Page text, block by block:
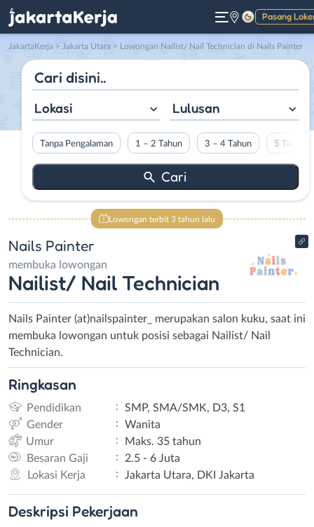
Pasang
Gelap
JakartaKerja > Jakarta Utara > Lowongan Nailist/ Nail Technician di Nails Painter
Lokasi Lulusan
Tanpa Pengalaman 1 – 2 Tahun 3 – 4 Tahun 5 Tahun
Lowongan terbit 3 tahun lalu
Nails Painter
membuka lowongan
Nailist/ Nail Technician
Nails Painter (at)nailspainter_ merupakan salon kuku, saat ini
membuka lowongan untuk posisi sebagai Nailist/ Nail
Technician.
Ringkasan
Pendidikan :
SMP, SMA/SMK, D3, S1
Gender
:
Wanita
Umur
:
Maks. 35 tahun
Besaran Gaji
:
2.5 - 6 Juta
Lokasi Kerja
: Jakarta Utara, DKI Jakarta
Deskripsi Pekerjaan